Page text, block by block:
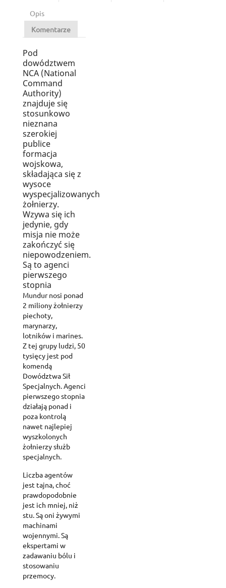
Opis
Komentarze
Pod
dowództwem
NCA (National
Command
Authority)
znajduje się
stosunkowo
nieznana
szerokiej
publice
formacja
wojskowa,
składająca się z
wysoce
wyspecjalizowanych
żołnierzy.
Wzywa się ich
jedynie, gdy
misja nie może
zakończyć się
niepowodzeniem.
Są to agenci
pierwszego
stopnia
Mundur nosi ponad
2 miliony żołnierzy
piechoty,
marynarzy,
lotników i marines.
Z tej grupy ludzi, 50
tysięcy jest pod
komendą
Dowództwa Sił
Specjalnych. Agenci
pierwszego stopnia
działają ponad i
poza kontrolą
nawet najlepiej
wyszkolonych
żołnierzy służb
specjalnych.
Liczba agentów
jest tajna, choć
prawdopodobnie
jest ich mniej, niż
stu. Są oni żywymi
machinami
wojennymi. Są
ekspertami w
zadawaniu bólu i
stosowaniu
przemocy.